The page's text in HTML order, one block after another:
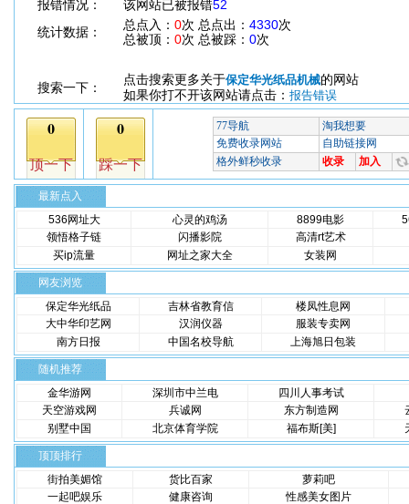
报错情况：
该网站已被报错52
统计数据：
总点入： 0次 总点出： 4330次
总被顶： 0次 总被踩： 0次
搜索一下：
点击搜索更多关于保定华光纸品机械的网站
如果你打不开该网站请点击： 报告错误
最新点入
536网址大
心灵的鸡汤 8899电影
领悟格子链
闪播影院
高清rt艺术
买ip流量
网址之家大全 女装网
网友浏览
保定华光纸品
吉林省教育信
楼凤性息网
大中华印艺网
汉润仪器
服装专卖网
南方日报
中国名校导航 上海旭日包装
随机推荐
金华游网
深圳市中兰电
四川人事考试
天空游戏网
兵诚网 东方制造网
别墅中国
北京体育学院 福布斯[美]
顶顶排行
街拍美媚馆
货比百家
萝莉吧
一起吧娱乐
健康咨询
性感美女图片